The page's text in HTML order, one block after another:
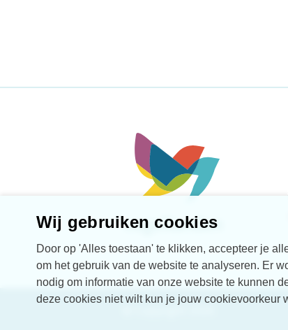
Wij gebruiken cookies
Door op 'Alles toestaan' te klikken, accepteer je
om het gebruik van de website te analyseren. Er
nodig om informatie van onze website te kunnen
deze cookies niet wilt kun je jouw cookievoorkeur
© Copyright 2026